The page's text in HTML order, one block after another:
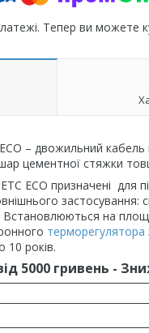
Тепер ви
– двожильний
шар цементної стяжки
ETС ECO призначені
застосування:
на
терморегулятора
10 років.
5000 гривень -